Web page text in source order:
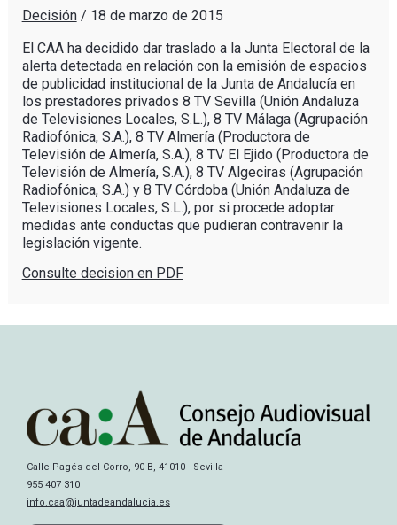
Decisión/ 18 de marzo de 2015
El CAA ha decidido dar traslado a la Junta Electoral de la
alerta detectada en relación con la emisión de espacios
de publicidad institucional de la Junta de Andalucía en
los prestadores privados 8 TV Sevilla (Unión Andaluza
de Televisiones Locales, S.L.), 8 TV Málaga (Agrupación
Radiofónica, S.A.), 8 TV Almería (Productora de
Televisión de Almería, S.A.), 8 TV El Ejido (Productora de
Televisión de Almería, S.A.), 8 TV Algeciras (Agrupación
Radiofónica, S.A.) y 8 TV Córdoba (Unión Andaluza de
Televisiones Locales, S.L.), por si procede adoptar
medidas ante conductas que pudieran contravenir la
legislación vigente.
Consulte decision en PDF
Calle Pagés del Corro, 90 B, 41010 - Sevilla
955 407 310
info.caa@juntadeandalucia.es